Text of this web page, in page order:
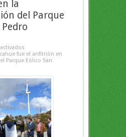
la
del Parque
Pedro
fue el anfitrión en
Parque Eólico San